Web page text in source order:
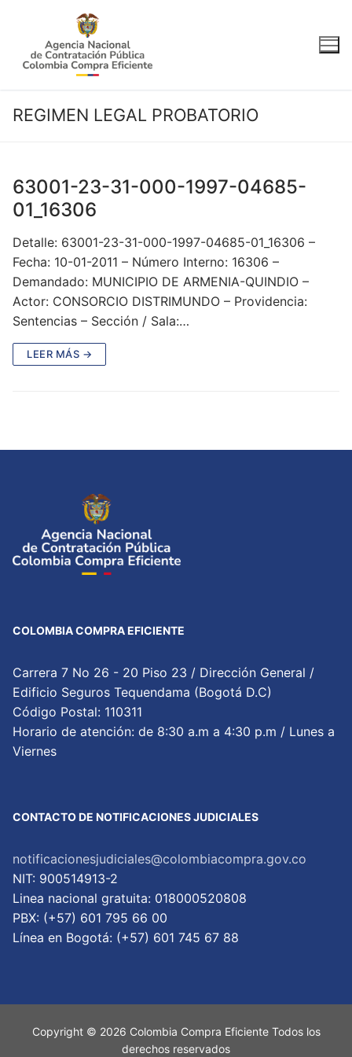
contenido
REGIMEN LEGAL PROBATORIO
63001-23-31-000-1997-04685-
01_16306
Detalle: 63001-23-31-000-1997-04685-01_16306 –
Fecha: 10-01-2011 – Número Interno: 16306 –
Demandado: MUNICIPIO DE ARMENIA-QUINDIO –
Actor: CONSORCIO DISTRIMUNDO – Providencia:
Sentencias – Sección / Sala:…
LEER MÁS →
COLOMBIA COMPRA EFICIENTE
Carrera 7 No 26 - 20 Piso 23 / Dirección General /
Edificio Seguros Tequendama (Bogotá D.C)
Código Postal: 110311
Horario de atención: de 8:30 a.m a 4:30 p.m / Lunes a
Viernes
CONTACTO DE NOTIFICACIONES JUDICIALES
notificacionesjudiciales@colombiacompra.gov.co
NIT: 900514913-2
Linea nacional gratuita: 018000520808
PBX: (+57) 601 795 66 00
Lí­nea en Bogotá: (+57) 601 745 67 88
Copyright © 2026 Colombia Compra Eficiente Todos los
derechos reservados